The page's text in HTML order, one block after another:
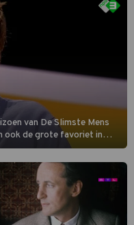
van De Slimste Mens
ook de grote favoriet in
inbreng, want komiek
de jurytafel.